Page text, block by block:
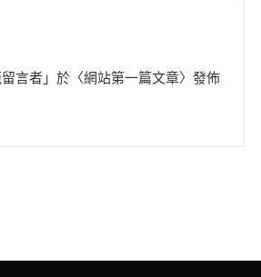
言者」於〈網站第一篇文章〉發佈